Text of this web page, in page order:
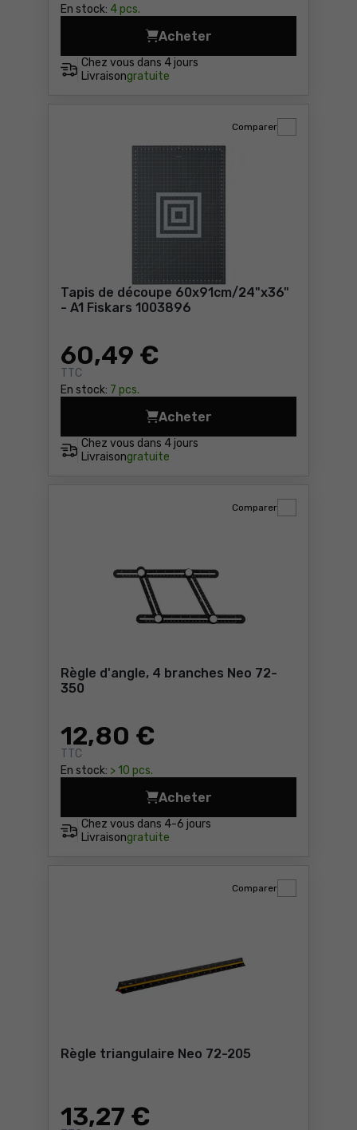
En stock: 4 pcs.
Chez vous dans 4 jours
Livraisongratuite
Acheter
Indicateur à cadran
Tapis de découpe 60x91cm/24"x36"
- A1 Fiskars 1003896
60,49 €
TTC
En stock: 7 pcs.
Comparer
Chez vous dans 4 jours
Livraisongratuite
Acheter
Tapis de découpe
Règle d'angle, 4 branches Neo 72-
350
12,80 €
TTC
En stock: > 10 pcs.
Comparer
Chez vous dans 4-6 jours
Livraisongratuite
Acheter
Règle d'angle, 4 branches
Règle triangulaire Neo 72-205
13,27 €
Comparer